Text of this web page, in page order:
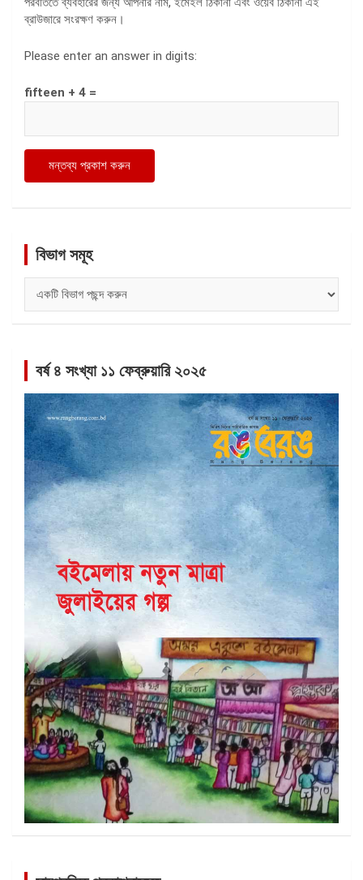
ব্রাউজারে সংরক্ষণ করুন।
Please enter an answer in digits:
fifteen + 4 =
বিভাগ সমূহ
সমূহ
বর্ষ ৪ সংখ্যা ১১ ফেব্রুয়ারি ২০২৫